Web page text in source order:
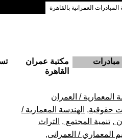
العمرانية بالقاهرة
مبادرات
مكتبة عمران
القاهرة
المعمارية / العمران
حقوقية
الهندسة المعمارية /
تنمية المجتمع
التراث
المعماري / العمرانى